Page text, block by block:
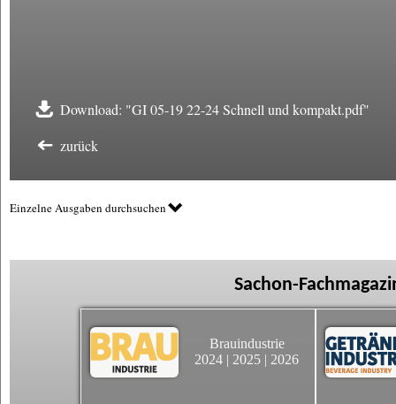
Download: "GI 05-19 22-24 Schnell und kompakt.pdf"
zurück
Einzelne Ausgaben durchsuchen
Sachon-
Brauindustrie
2024 | 2025 | 2026